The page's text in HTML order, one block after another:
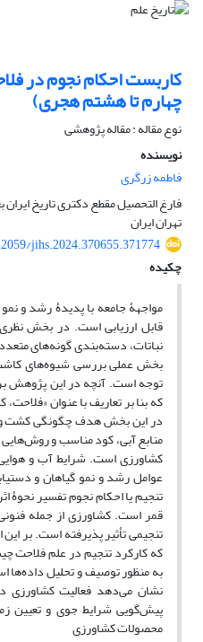
کاربست احکام نجوم در
چهارم تا هشتم هجری)
نوع مقاله : مقاله پژوهشی
نویسنده
فاطمه زرگری
فارغ التحصیل مقطع دکتری تاریخ
تهران ایران
jihs.2024.370655.371774
چکیده
مواجهۀ جامعه با پدیدۀ رشد و
قابل ارزیابی است. در بخش
نباتات، دسته‌بندی گونه‌های
بخش عملی بررسی شیوه‌های
توجه است. آنچه در این
که بنا بر تعاریف با عنوان
در این بخش هدف چگونگی کشت و
منابع آبی، کود مناسب و
کشاورزی است. شرایط آب و
عوامل رشد و نمو گیاهان و
تنجیم یا احکام نجوم تفسیر نحوۀ
قمر است. کشاورزی از جمله
تنجیمی تأثیر پذیرفته است. بر
که کارکرد تنجیم در علم فلاحت
به منظور توصیف و تحلیل
نشان می‌دهد فعالیت کشاورزی
پیش‌گویی شرایط جوی و تعیین
محصولات کشاورزی